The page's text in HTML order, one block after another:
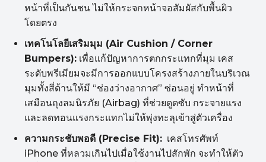
หน้าที่เป็นกันชน ไม่ให้กระจกหน้าจอสัมผัสกับพื้นผิว
โดยตรง
เทคโนโลยีเสริมมุม (Air Cushion / Corner
Bumpers): เพื่อแก้ปัญหาการตกกระแทกที่มุม เคส
ระดับพรีเมียมจะมีการออกแบบโครงสร้างภายในบริเวณ
มุมทั้งสี่ด้านให้มี “ช่องว่างอากาศ” ซ่อนอยู่ ทำหน้าที่
เสมือนถุงลมนิรภัย (Airbag) ที่ช่วยดูดซับ กระจายแรง
และลดทอนแรงกระแทกไม่ให้พุ่งทะลุเข้าสู่ตัวเครื่อง
ความกระชับพอดี (Precise Fit): เคสโทรศัพท์
iPhone ที่หลวมเกินไปเมื่อใช้งานไปสักพัก จะทำให้ตัว